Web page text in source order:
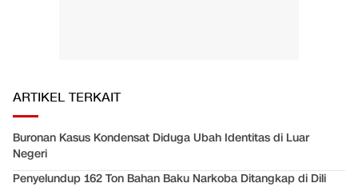
ARTIKEL TERKAIT
Buronan Kasus Kondensat Diduga Ubah Identitas di Luar
Negeri
Penyelundup 162 Ton Bahan Baku Narkoba Ditangkap di Dili